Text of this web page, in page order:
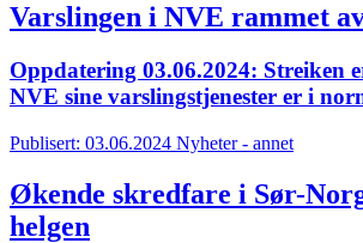
Varslingen i NVE rammet
Oppdatering 03.06.2024: Streiken
NVE sine varslingstjenester er i
Publisert: 03.06.2024 Nyheter - annet
Økende skredfare i Sør-
helgen